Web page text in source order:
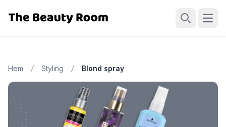
Hem Styling Blond spray